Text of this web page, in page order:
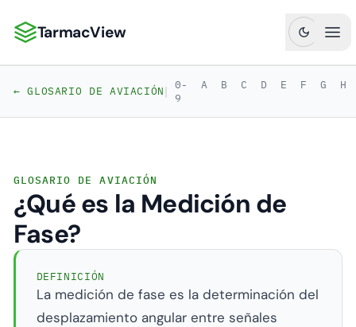
TarmacView: Análisis de Aviación de Precisión
TarmacView
← GLOSARIO DE AVIACIÓN| 0-
9
A B C D E F G H
GLOSARIO DE AVIACIÓN
¿Qué es la Medición de
Fase?
DEFINICIÓN
La medición de fase es la determinación del
desplazamiento angular entre señales